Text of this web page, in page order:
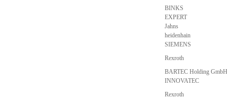
BINKS
EXPERT
Jahns
heidenhain
SIEMENS
Rexroth
BARTEC Holding GmbH
INNOVATEC
Rexroth